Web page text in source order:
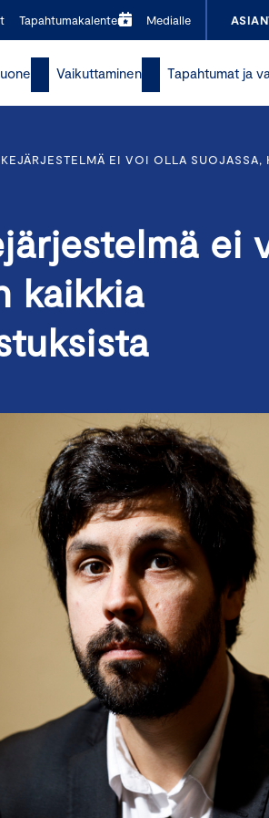
Tapahtumakalenteri Medialle
Vaikuttaminen Tapahtumat ja
EI VOI OLLA
ei
kaikkia